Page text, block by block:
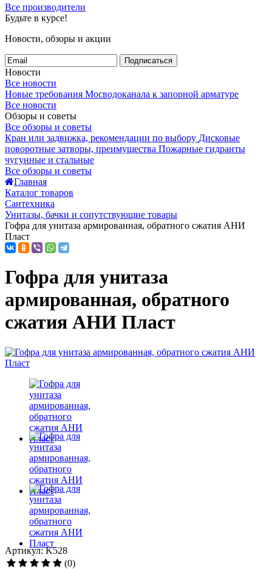
Все производители
Будьте в курсе!
Новости, обзоры и акции
Подписаться
Новости
Все новости
Новые требования Мосводоканала к запорной арматуре
Все новости
Обзоры и советы
Все обзоры и советы
Кран или задвижка, рекомендации по выбору Дисковые
поворотные затворы, преимущества Пожарные гидранты
чугунные и стальные
Все обзоры и советы
Главная
Каталог товаров
Сантехника
Унитазы, бачки и сопутствующие товары
Гофра для унитаза армированная, обратного сжатия АНИ
Пласт
Гофра для унитаза
армированная, обратного
сжатия АНИ Пласт
Артикул: K528
(0)